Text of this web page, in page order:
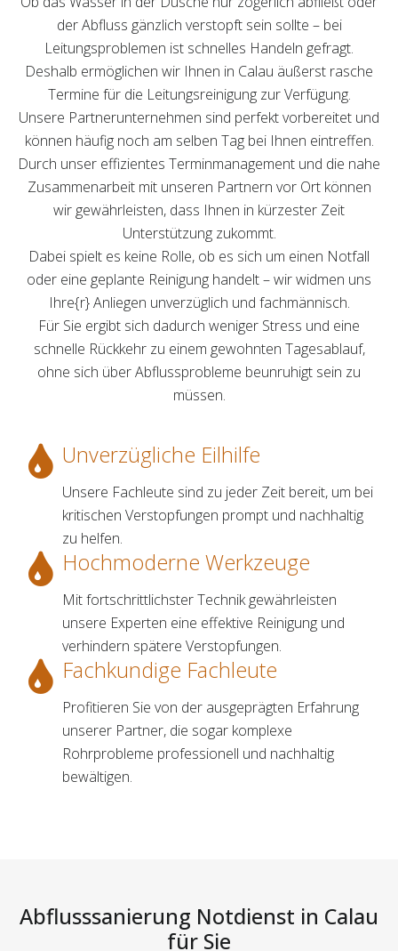
der Abfluss gänzlich verstopft sein sollte – bei
Leitungsproblemen ist schnelles Handeln gefragt.
Deshalb ermöglichen wir Ihnen in Calau äußerst rasche
Termine für die Leitungsreinigung zur Verfügung.
Unsere Partnerunternehmen sind perfekt vorbereitet und
können häufig noch am selben Tag bei Ihnen eintreffen.
Durch unser effizientes Terminmanagement und die nahe
Zusammenarbeit mit unseren Partnern vor Ort können
wir gewährleisten, dass Ihnen in kürzester Zeit
Unterstützung zukommt.
Dabei spielt es keine Rolle, ob es sich um einen Notfall
oder eine geplante Reinigung handelt – wir widmen uns
Ihre{r} Anliegen unverzüglich und fachmännisch.
Für Sie ergibt sich dadurch weniger Stress und eine
schnelle Rückkehr zu einem gewohnten Tagesablauf,
ohne sich über Abflussprobleme beunruhigt sein zu
müssen.
Unverzügliche Eilhilfe
Unsere Fachleute sind zu jeder Zeit bereit, um bei
kritischen Verstopfungen prompt und nachhaltig
zu helfen.
Hochmoderne Werkzeuge
Mit fortschrittlichster Technik gewährleisten
unsere Experten eine effektive Reinigung und
verhindern spätere Verstopfungen.
Fachkundige Fachleute
Profitieren Sie von der ausgeprägten Erfahrung
unserer Partner, die sogar komplexe
Rohrprobleme professionell und nachhaltig
bewältigen.
Abflusssanierung Notdienst in Calau
für Sie